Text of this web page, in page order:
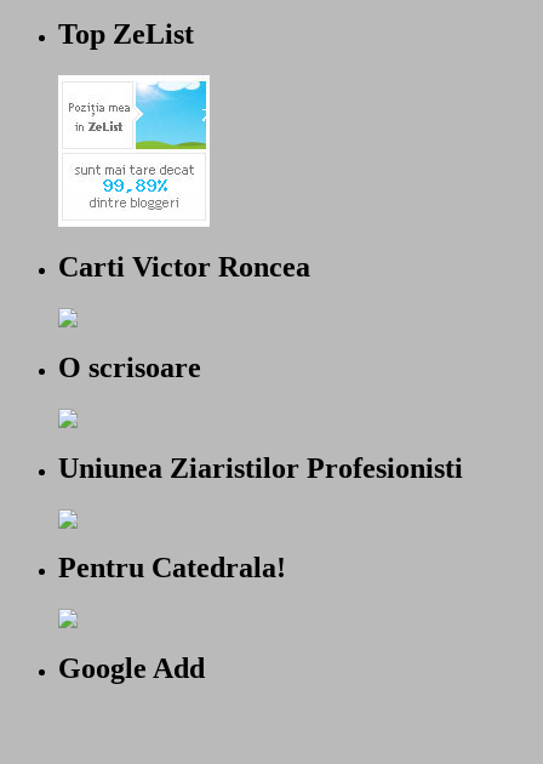
Top ZeList
Carti Victor Roncea
O scrisoare
Uniunea Ziaristilor Profesionisti
Pentru Catedrala!
Google Add